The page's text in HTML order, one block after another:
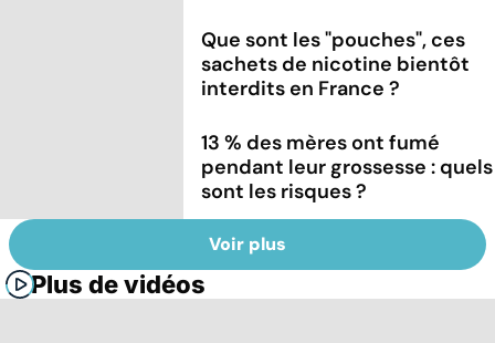
Que sont les "pouches", ces
sachets de nicotine bientôt
interdits en France ?
13 % des mères ont fumé
pendant leur grossesse : quels
sont les risques ?
Voir plus
Plus de vidéos